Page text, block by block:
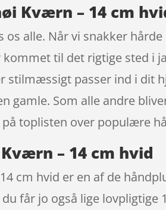
Kværn – 14 cm
alle. Når vi snakker
til det rigtige sted i
stilmæssigt passer ind i dit
gamle. Som alle andre
toplisten over populære
– 14 cm hvid
cm hvid er en af de
får jo også lige